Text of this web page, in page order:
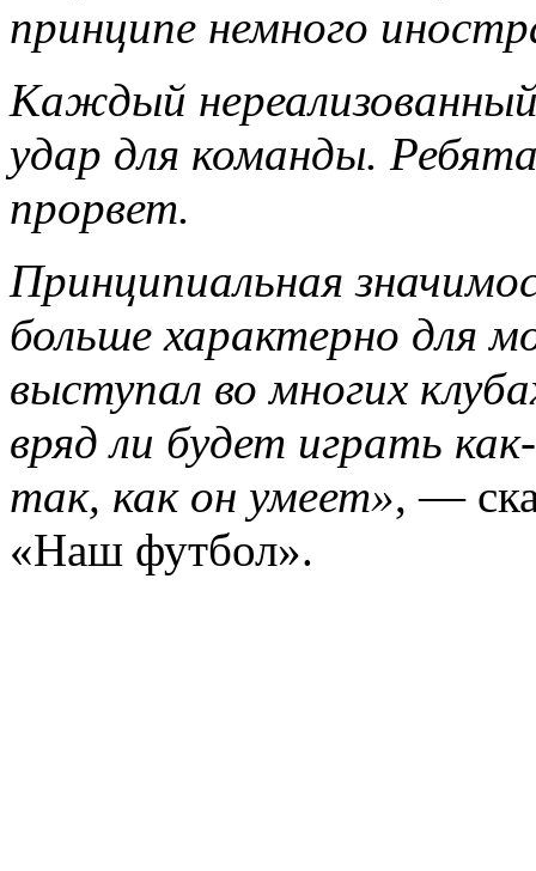
принципе немного
Каждый
удар для команды.
прорвет.
Принципиальная
больше характерно для
выступал во многих
вряд ли будет играть
так, как он умеет», —
«Наш футбол».